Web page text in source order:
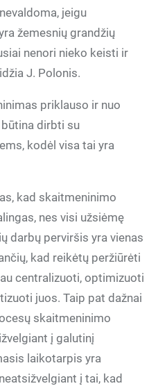
jeigu
žemesnių grandžių
nenori nieko keisti ir
J. Polonis.
priklauso ir nuo
dirbti su
kodėl visa tai yra
kad skaitmeninimo
nes visi užsiėmę
darbų perviršis yra vienas
kad reikėtų peržiūrėti
centralizuoti, optimizuoti
juos. Taip pat dažnai
skaitmeninimo
į galutinį
laikotarpis yra
į tai, kad